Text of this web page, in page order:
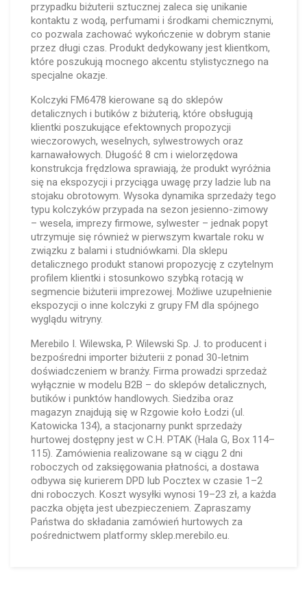
przypadku biżuterii sztucznej zaleca się unikanie
kontaktu z wodą, perfumami i środkami chemicznymi,
co pozwala zachować wykończenie w dobrym stanie
przez długi czas. Produkt dedykowany jest klientkom,
które poszukują mocnego akcentu stylistycznego na
specjalne okazje.
Kolczyki FM6478 kierowane są do sklepów
detalicznych i butików z biżuterią, które obsługują
klientki poszukujące efektownych propozycji
wieczorowych, weselnych, sylwestrowych oraz
karnawałowych. Długość 8 cm i wielorzędowa
konstrukcja frędzlowa sprawiają, że produkt wyróżnia
się na ekspozycji i przyciąga uwagę przy ladzie lub na
stojaku obrotowym. Wysoka dynamika sprzedaży tego
typu kolczyków przypada na sezon jesienno-zimowy
– wesela, imprezy firmowe, sylwester – jednak popyt
utrzymuje się również w pierwszym kwartale roku w
związku z balami i studniówkami. Dla sklepu
detalicznego produkt stanowi propozycję z czytelnym
profilem klientki i stosunkowo szybką rotacją w
segmencie biżuterii imprezowej. Możliwe uzupełnienie
ekspozycji o inne kolczyki z grupy FM dla spójnego
wyglądu witryny.
Merebilo I. Wilewska, P. Wilewski Sp. J. to producent i
bezpośredni importer biżuterii z ponad 30-letnim
doświadczeniem w branży. Firma prowadzi sprzedaż
wyłącznie w modelu B2B – do sklepów detalicznych,
butików i punktów handlowych. Siedziba oraz
magazyn znajdują się w Rzgowie koło Łodzi (ul.
Katowicka 134), a stacjonarny punkt sprzedaży
hurtowej dostępny jest w C.H. PTAK (Hala G, Box 114–
115). Zamówienia realizowane są w ciągu 2 dni
roboczych od zaksięgowania płatności, a dostawa
odbywa się kurierem DPD lub Pocztex w czasie 1–2
dni roboczych. Koszt wysyłki wynosi 19–23 zł, a każda
paczka objęta jest ubezpieczeniem. Zapraszamy
Państwa do składania zamówień hurtowych za
pośrednictwem platformy sklep.merebilo.eu.